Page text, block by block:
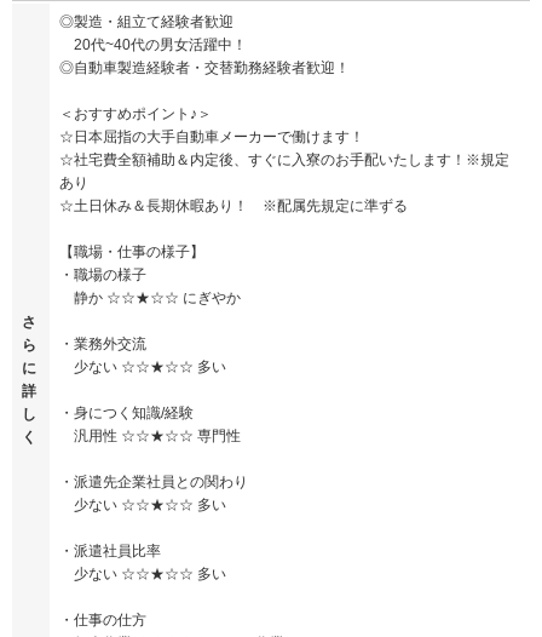
さ
ら
に
詳
し
く
◎製造・組立て経験者歓迎
20代~40代の男女活躍中！
◎自動車製造経験者・交替勤務経験者歓迎！
＜おすすめポイント♪＞
☆日本屈指の大手自動車メーカーで働けます！
☆社宅費全額補助＆内定後、すぐに入寮のお手配いたします！※規定
あり
☆土日休み＆長期休暇あり！ ※配属先規定に準ずる
【職場・仕事の様子】
・職場の様子
静か ☆☆★☆☆ にぎやか
・業務外交流
少ない ☆☆★☆☆ 多い
・身につく知識/経験
汎用性 ☆☆★☆☆ 専門性
・派遣先企業社員との関わり
少ない ☆☆★☆☆ 多い
・派遣社員比率
少ない ☆☆★☆☆ 多い
・仕事の仕方